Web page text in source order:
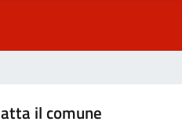
il comune